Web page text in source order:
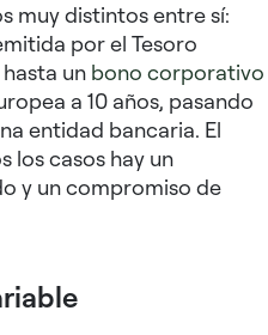
muy distintos entre sí:
por el Tesoro
un bono corporativo
a 10 años, pasando
entidad bancaria. El
los casos hay un
y un compromiso de